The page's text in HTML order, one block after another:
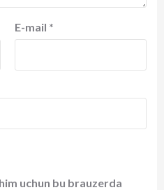
E-mail *
uchun bu brauzerda